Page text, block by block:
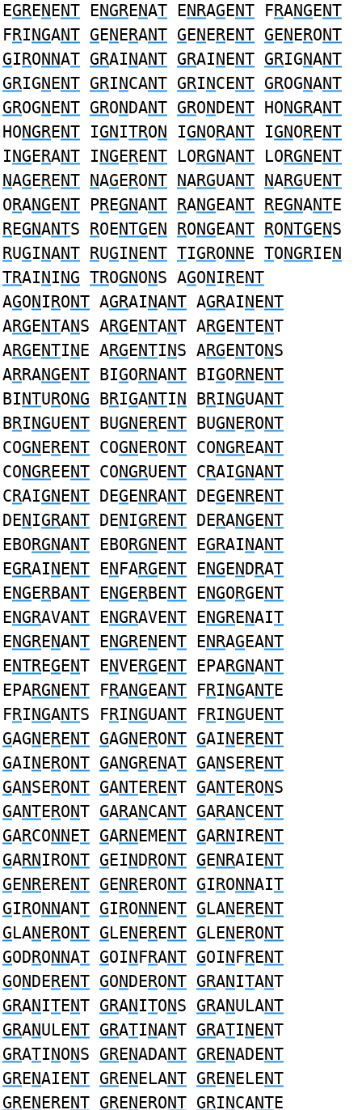
EGRENENT ENGRENAT ENRAGENT FRANGENT
FRINGANT GENERANT GENERENT GENERONT
GIRONNAT GRAINANT GRAINENT GRIGNANT
GRIGNENT GRINCANT GRINCENT GROGNANT
GROGNENT GRONDANT GRONDENT HONGRANT
HONGRENT IGNITRON IGNORANT IGNORENT
INGERANT INGERENT LORGNANT LORGNENT
NAGERENT NAGERONT NARGUANT NARGUENT
ORANGENT PREGNANT RANGEANT REGNANTE
REGNANTS ROENTGEN RONGEANT RONTGENS
RUGINANT RUGINENT TIGRONNE TONGRIEN
TRAINING TROGNONS AGONIRENT
AGONIRONT AGRAINANT AGRAINENT
ARGENTANS ARGENTANT ARGENTENT
ARGENTINE ARGENTINS ARGENTONS
ARRANGENT BIGORNANT BIGORNENT
BINTURONG BRIGANTIN BRINGUANT
BRINGUENT BUGNERENT BUGNERONT
COGNERENT COGNERONT CONGREANT
CONGREENT CONGRUENT CRAIGNANT
CRAIGNENT DEGENRANT DEGENRENT
DENIGRANT DENIGRENT DERANGENT
EBORGNANT EBORGNENT EGRAINANT
EGRAINENT ENFARGENT ENGENDRAT
ENGERBANT ENGERBENT ENGORGENT
ENGRAVANT ENGRAVENT ENGRENAIT
ENGRENANT ENGRENENT ENRAGEANT
ENTREGENT ENVERGENT EPARGNANT
EPARGNENT FRANGEANT FRINGANTE
FRINGANTS FRINGUANT FRINGUENT
GAGNERENT GAGNERONT GAINERENT
GAINERONT GANGRENAT GANSERENT
GANSERONT GANTERENT GANTERONS
GANTERONT GARANCANT GARANCENT
GARCONNET GARNEMENT GARNIRENT
GARNIRONT GEINDRONT GENRAIENT
GENRERENT GENRERONT GIRONNAIT
GIRONNANT GIRONNENT GLANERENT
GLANERONT GLENERENT GLENERONT
GODRONNAT GOINFRANT GOINFRENT
GONDERENT GONDERONT GRANITANT
GRANITENT GRANITONS GRANULANT
GRANULENT GRATINANT GRATINENT
GRATINONS GRENADANT GRENADENT
GRENAIENT GRENELANT GRENELENT
GRENERENT GRENERONT GRINCANTE